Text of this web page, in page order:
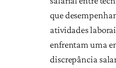
que
atividades
enfrentam uma
discrepância